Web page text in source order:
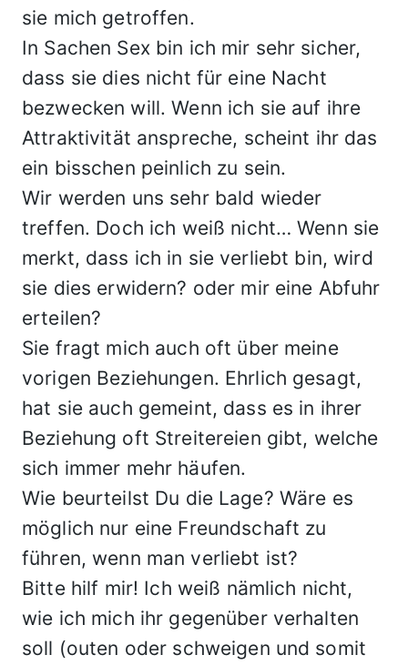
sie mich getroffen.
In Sachen Sex bin ich mir sehr sicher,
dass sie dies nicht für eine Nacht
bezwecken will. Wenn ich sie auf ihre
Attraktivität anspreche, scheint ihr das
ein bisschen peinlich zu sein.
Wir werden uns sehr bald wieder
treffen. Doch ich weiß nicht… Wenn sie
merkt, dass ich in sie verliebt bin, wird
sie dies erwidern? oder mir eine Abfuhr
erteilen?
Sie fragt mich auch oft über meine
vorigen Beziehungen. Ehrlich gesagt,
hat sie auch gemeint, dass es in ihrer
Beziehung oft Streitereien gibt, welche
sich immer mehr häufen.
Wie beurteilst Du die Lage? Wäre es
möglich nur eine Freundschaft zu
führen, wenn man verliebt ist?
Bitte hilf mir! Ich weiß nämlich nicht,
wie ich mich ihr gegenüber verhalten
soll (outen oder schweigen und somit